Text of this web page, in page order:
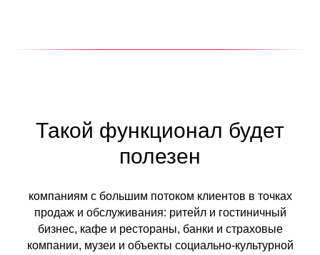
Такой функционал будет
полезен
компаниям с большим потоком клиентов в точках
продаж и обслуживания: ритейл и гостиничный
бизнес, кафе и рестораны, банки и страховые
компании, музеи и объекты социально-культурной